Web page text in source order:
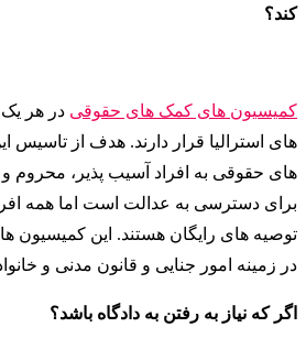
کند؟
کمیسیون های کمک های حقوقی در هر یک
های استرالیا قرار دارند. هدف از تاسیس
های حقوقی به افراد آسیب پذیر، محروم و
برای دسترسی به عدالت است اما همه
توصیه های رایگان هستند. این کمیسیون
در زمینه امور جنایی و قانون مدنی و
اگر که نیاز به رفتن به دادگاه باشد؟